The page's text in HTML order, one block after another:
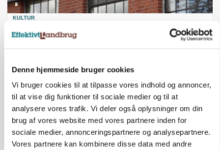
Denne hjemmeside bruger cookies
Vi bruger cookies til at tilpasse vores indhold og annoncer,
til at vise dig funktioner til sociale medier og til at
analysere vores trafik. Vi deler også oplysninger om din
brug af vores website med vores partnere inden for
sociale medier, annonceringspartnere og analysepartnere.
Vores partnere kan kombinere disse data med andre
KULTUR
Tæller Aabybro Mejeri og Axel Månsson: 21
fødevareproducenter indstillet til pris